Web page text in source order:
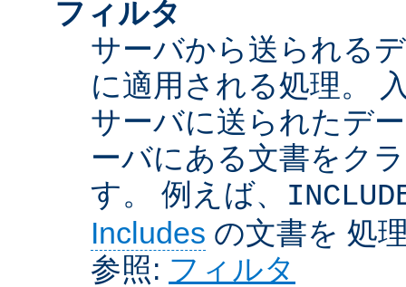
フィルタ
サーバから送られる
に適用される処理。
サーバに送られたデ
ーバにある文書をク
す。 例えば、
Includes の文書を 処
参照: フィルタ